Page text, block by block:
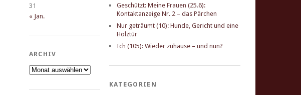
31
« Jan.
ARCHIV
Archiv
Geschützt: Meine Frauen (25.6):
Kontaktanzeige Nr. 2 – das Pärchen
Nur geträumt (10): Hunde, Gericht und eine
Holztür
Ich (105): Wieder zuhause – und nun?
KATEGORIEN